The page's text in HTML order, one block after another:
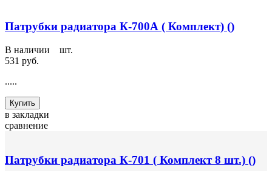
Патрубки радиатора К-700А ( Комплект) ()
В наличии
шт.
531 руб.
.....
Купить
в закладки
сравнение
Патрубки радиатора К-701 ( Комплект 8 шт.) ()